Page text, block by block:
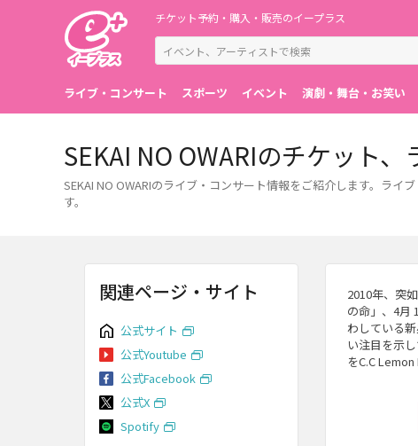
チケット予約・購入・販売のイープラス
ライブ・コンサート スポーツ イベント 演劇・舞台・お笑い
SEKAI NO OWARIのチケット
SEKAI NO OWARIのライブ・コンサート情報をご紹介します。ラ
す。
2010年、突
の命」、4月
わしている
い注目を示
をC.C
関連ページ・サイト
公式サイト
公式Youtube
公式Facebook
公式X
Spotify